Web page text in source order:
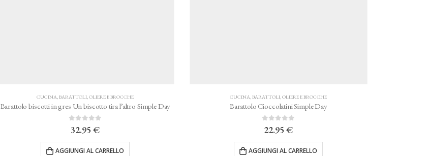
CUCINA,BARATTOLI, OLIERE E BROCCHE
Barattolo biscotti in gres Un biscotto tira l’altro Simple Day
0Su 5
32.95€
AGGIUNGI AL CARRELLO
CUCINA,BARATTOLI, OLIERE E BROCCHE
Barattolo Cioccolatini Simple Day
0Su 5
22.95€
AGGIUNGI AL CARRELLO